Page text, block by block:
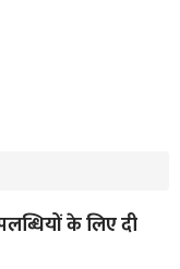
के लिए दी